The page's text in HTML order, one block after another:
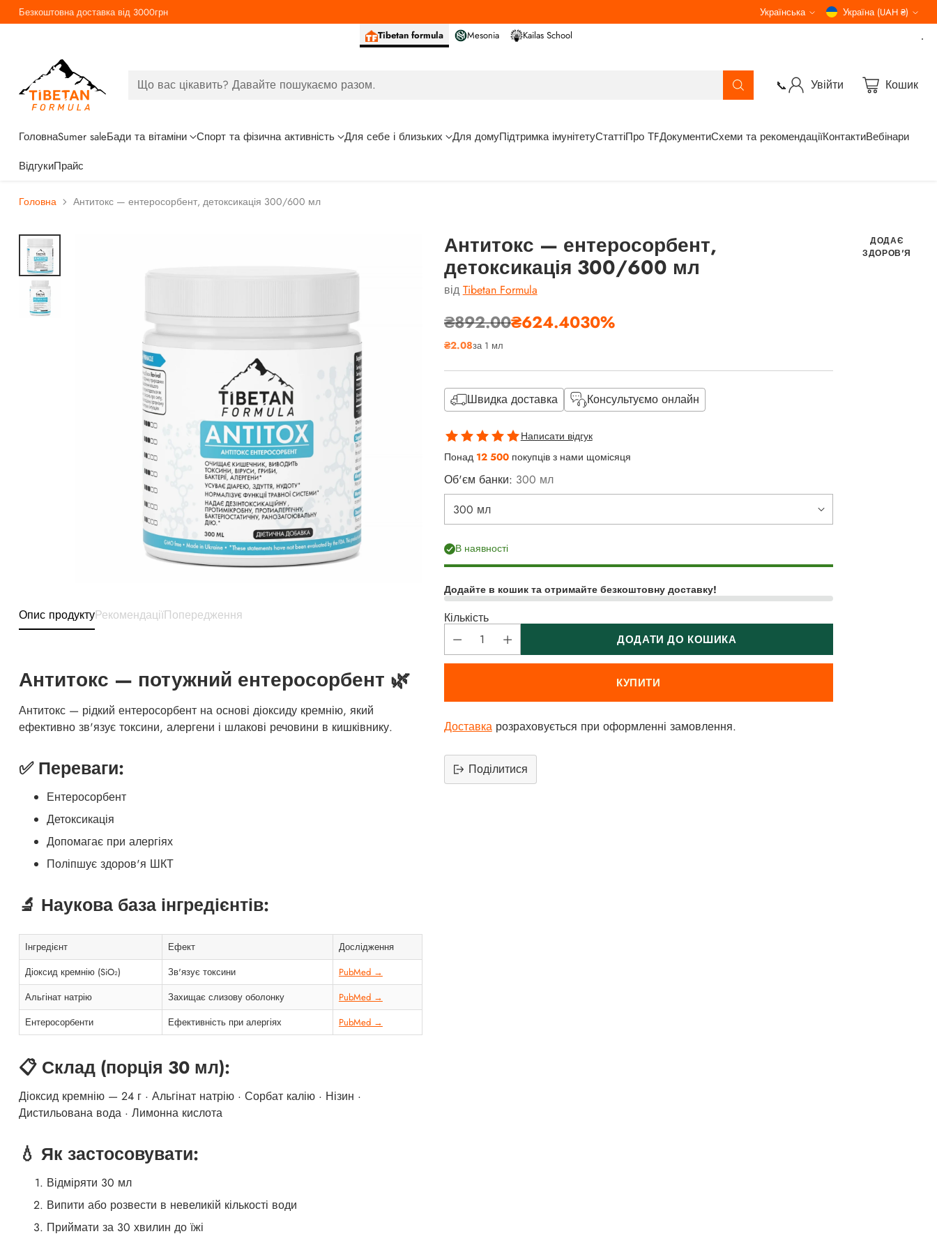
Tibetan formula Mesonia Kailas School
Що вас цікавить? Давайте пошукаємо разом. 📞 Увійти Кошик
ГоловнаSumer saleБади та вітаміни Спорт та фізична активність Для себе і близьких Для домуПідтримка імунітетуСтаттіПро ТFДокументиСхеми та рекомендаціїКонтактиВебінари
ВідгукиПрайс
Безкоштовна доставка від 3000грн Мова
Українська Валюта Україна (UAH ₴)
Головна Антитокс — ентеросорбент, детоксикація 300/600 мл
Опис продуктуРекомендаціїПопередження
Антитокс — потужний ентеросорбент 🌿
Антитокс — рідкий ентеросорбент на основі діоксиду кремнію, який
ефективно зв'язує токсини, алергени і шлакові речовини в кишківнику.
✅ Переваги:
Ентеросорбент
Детоксикація
Допомагає при алергіях
Поліпшує здоров'я ШКТ
🔬 Наукова база інгредієнтів:
Інгредієнт Ефект
Дослідження
Діоксид кремнію (SiO₂)
Зв'язує токсини
PubMed →
Альгінат натрію
Захищає слизову оболонку
PubMed →
Ентеросорбенти
Ефективність при алергіях PubMed →
📋 Склад (порція 30 мл):
Діоксид кремнію — 24 г · Альгінат натрію · Сорбат калію · Нізин ·
Дистильована вода · Лимонна кислота
💧 Як застосовувати:
Відміряти 30 мл
Випити або розвести в невеликій кількості води
Приймати за 30 хвилин до їжі
Антитокс — ентеросорбент,
детоксикація 300/600 мл
від Tibetan Formula
Звичайна
ціна
₴892.00₴624.4030%
₴2.08за 1 мл
Швидка доставка Консультуємо онлайн
Написати відгук
Понад 12 500 покупців з нами щомісяця
Об'єм банки: 300 мл
В наявності
Додайте в кошик та отримайте безкоштовну доставку!
Кількість
ДОДАТИ ДО КОШИКА
КУПИТИ
Доставкарозраховується при оформленні замовлення.
Поділитися
ДОДАЄ
ЗДОРОВ'Я